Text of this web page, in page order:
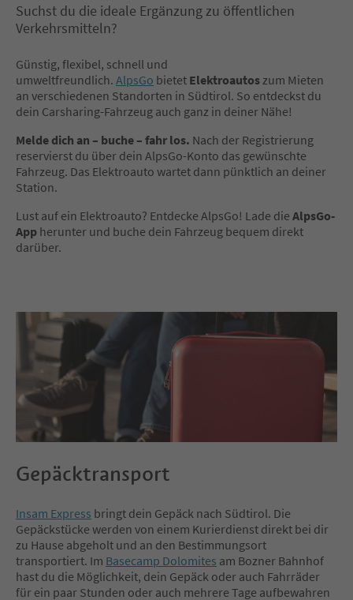
Suchst du die ideale Ergänzung zu öffentlichen
Verkehrsmitteln?
Günstig, flexibel, schnell und
umweltfreundlich. AlpsGo bietet Elektroautos zum Mieten
an verschiedenen Standorten in Südtirol. So entdeckst du
dein Carsharing-Fahrzeug auch ganz in deiner Nähe!
Melde dich an – buche – fahr los. Nach der Registrierung
reservierst du über dein AlpsGo-Konto das gewünschte
Fahrzeug. Das Elektroauto wartet dann pünktlich an deiner
Station.
Lust auf ein Elektroauto? Entdecke AlpsGo! Lade die AlpsGo-
App herunter und buche dein Fahrzeug bequem direkt
darüber.
Gepäcktransport
Insam Express bringt dein Gepäck nach Südtirol. Die
Gepäckstücke werden von einem Kurierdienst direkt bei dir
zu Hause abgeholt und an den Bestimmungsort
transportiert. Im Basecamp Dolomites am Bozner Bahnhof
hast du die Möglichkeit, dein Gepäck oder auch Fahrräder
für ein paar Stunden oder auch mehrere Tage aufbewahren